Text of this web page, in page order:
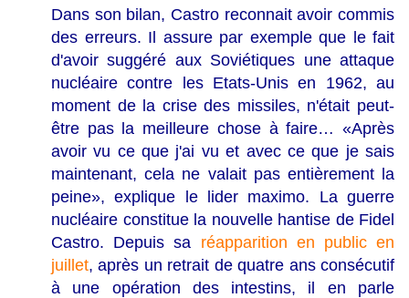
Dans son bilan, Castro reconnait avoir commis
des erreurs. Il assure par exemple que le fait
d'avoir suggéré aux Soviétiques une attaque
nucléaire contre les Etats-Unis en 1962, au
moment de la crise des missiles, n'était peut-
être pas la meilleure chose à faire… «Après
avoir vu ce que j'ai vu et avec ce que je sais
maintenant, cela ne valait pas entièrement la
peine», explique le lider maximo. La guerre
nucléaire constitue la nouvelle hantise de Fidel
Castro. Depuis sa réapparition en public en
juillet, après un retrait de quatre ans consécutif
à une opération des intestins, il en parle